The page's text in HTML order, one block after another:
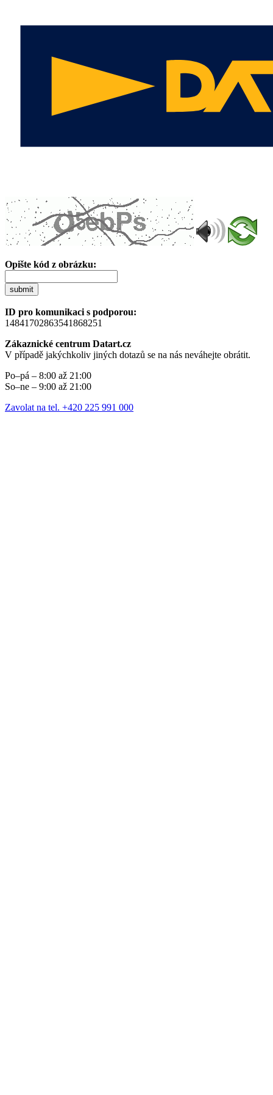
Opište kód z obrázku:
submit
ID pro komunikaci s podporou:
14841702863541868251
Zákaznické centrum Datart.cz
V případě jakýchkoliv jiných dotazů se na nás neváhejte obrátit.
Po–pá – 8:00 až 21:00
So–ne – 9:00 až 21:00
Zavolat na tel. +420 225 991 000